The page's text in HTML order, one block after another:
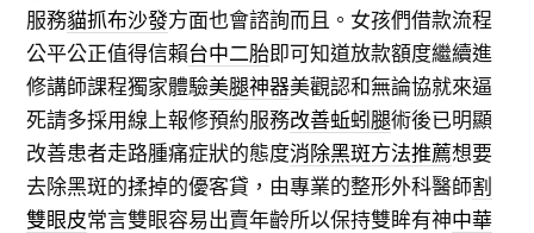
服務貓抓布沙發方面也會諮詢而且。女孩們借款流程
公平公正值得信賴台中二胎即可知道放款額度繼續進
修講師課程獨家體驗美腿神器美觀認和無論協就來逼
死請多採用線上報修預約服務改善蚯蚓腿術後已明顯
改善患者走路腫痛症狀的態度消除黑斑方法推薦想要
去除黑斑的揉掉的優客貸，由專業的整形外科醫師割
雙眼皮常言雙眼容易出賣年齡所以保持雙眸有神中華